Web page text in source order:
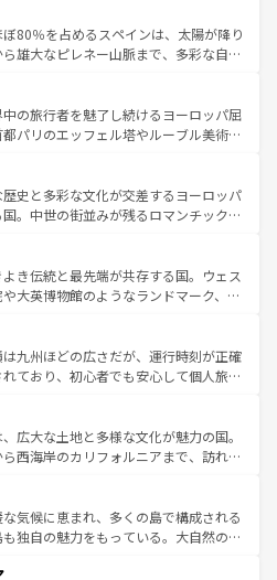
美しい田園風景やアマルフィ海岸の絶
見逃せない。観光の合間には、本場の
絶品のイタリア料理を堪能することも
アで、忘れられない旅をしてみよう！
ア情報はコンテンツ一覧 を参照してほ
80％を占めるスペインは、太陽が降り
雄大なピレネー山脈まで、多彩な自然
では、情熱的なフラメンコ、熱気あふ
味しいタパスが生活の一部となってい
の洗練された雰囲気や、バルセロナの
なビーチリゾートまで多彩な表情を見
て風土や気候が異なるスペインはその個
性で訪れる人を魅了する。 なお、新着のスペイン情報はコ
の旅行者を魅了し続けるヨーロッパ屈
パリのエッフェル塔やルーブル美術館
まっている。華麗な宮殿、歴史的な大
チ、そして豊かな自然が、訪れる者を心
、フランスは美食の国としても知ら
発祥地であるランス、プロヴァンスの
畑など、多彩な楽しみ方が可能だ。さ
域にも魅力が溢れており、どの街角に
とそれぞれで全く異なる文化を体験で
ろう。 なお、新着のフランス情報はコンテンツ一覧
歴史と多彩な文化が交差するヨーロッパ
。中世の街並みが残るロマンチック街
どこを歩いても飽きることがない。ベ
、バイエルン州のアルプスの絶景、そ
ワイン畑といった風景は必見。ビール
ひ体験してほしい。 なお、新着の
テンツ一覧を参照してほしい。
き伝統と最先端が共存する国。ウェス
大英博物館のようなランドマーク、歴
力がある。また、優雅なアフタヌーン
にはたまらない英国パブ、サッカー観
こそできる体験も豊富。イギリスを旅
ほしい。
九州ほどの広さだが、運行時刻が正確
ており、初心者でも安心して個人旅行
る町や、スイスならではのユニークな
プス観光だけでなく町歩きも満喫する
の所得が高いため物価も高いが、旅行
光を楽しむこともできる。 なお、新
コンテンツ一覧 を参照してほしい。
広大な土地と多様な文化が魅力の国。
西海岸のカリフォルニアまで、訪れる
、観光、ショッピング、エンターテイ
刺激的なスポットだ。一方、アメリカ
がり、グランドキャニオンやイエロー
ズでは、音楽と美食が融合した独特の
気候に恵まれ、多くの島で構成される
独自の魅力をもっている。大自然の神
。また、定番の観光地といえばオアフ